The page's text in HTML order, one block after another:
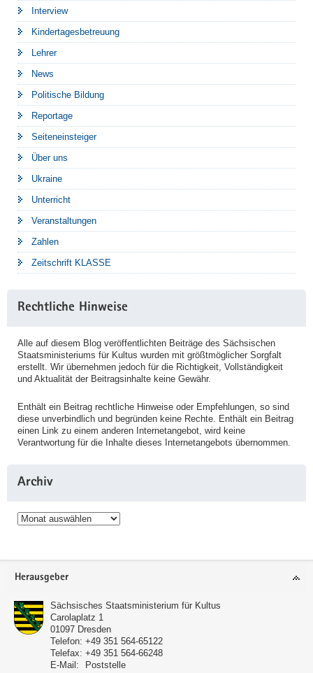
Interview
Kindertagesbetreuung
Lehrer
News
Politische Bildung
Reportage
Seiteneinsteiger
Über uns
Ukraine
Unterricht
Veranstaltungen
Zahlen
Zeitschrift KLASSE
Rechtliche Hinweise
Alle auf diesem Blog veröffentlichten Beiträge des Sächsischen
Staatsministeriums für Kultus wurden mit größtmöglicher Sorgfalt
erstellt. Wir übernehmen jedoch für die Richtigkeit, Vollständigkeit
und Aktualität der Beitragsinhalte keine Gewähr.
Enthält ein Beitrag rechtliche Hinweise oder Empfehlungen, so sind
diese unverbindlich und begründen keine Rechte. Enthält ein Beitrag
einen Link zu einem anderen Internetangebot, wird keine
Verantwortung für die Inhalte dieses Internetangebots übernommen.
Archiv
Archiv
Service
Herausgeber
Sächsisches Staatsministerium für Kultus
Carolaplatz 1
01097 Dresden
Telefon: +49 351 564-65122
Telefax: +49 351 564-66248
E-Mail:
Poststelle